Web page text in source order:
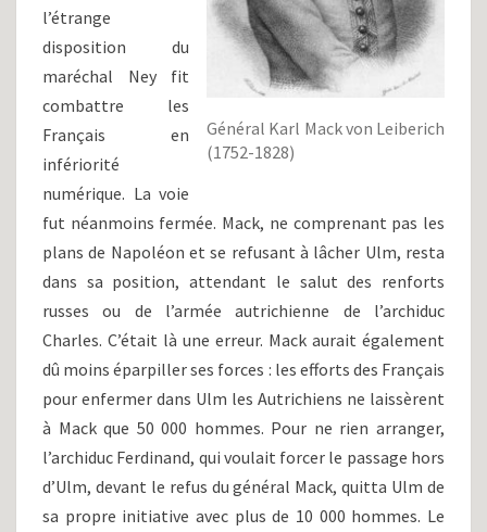
Général Karl Mack von Leiberich
(1752-1828)
l’étrange
disposition du
maréchal Ney fit
combattre les
Français en
infériorité
numérique. La voie
fut néanmoins fermée. Mack, ne comprenant pas les
plans de Napoléon et se refusant à lâcher Ulm, resta
dans sa position, attendant le salut des renforts
russes ou de l’armée autrichienne de l’archiduc
Charles. C’était là une erreur. Mack aurait également
dû moins éparpiller ses forces : les efforts des Français
pour enfermer dans Ulm les Autrichiens ne laissèrent
à Mack que 50 000 hommes. Pour ne rien arranger,
l’archiduc Ferdinand, qui voulait forcer le passage hors
d’Ulm, devant le refus du général Mack, quitta Ulm de
sa propre initiative avec plus de 10 000 hommes. Le